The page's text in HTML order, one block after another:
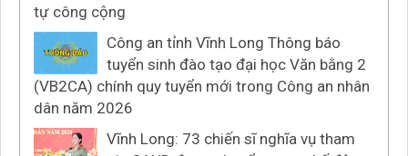
tự công cộng
Công an tỉnh Vĩnh Long Thông báo
tuyển sinh đào tạo đại học Văn bằng 2
(VB2CA) chính quy tuyển mới trong Công an nhân
dân năm 2026
Vĩnh Long: 73 chiến sĩ nghĩa vụ tham